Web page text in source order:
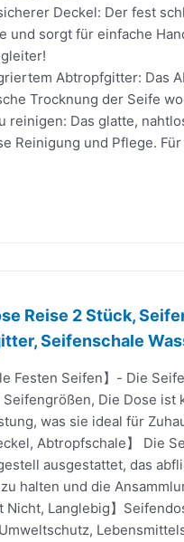
Deckel: Der fest
und sorgt für einfache
Abtropfgitter: Das
Trocknung der Seife
reinigen: Das glatte,
Reinigung und Pflege.
Reise 2 Stück,
Seifenschale
Festen Seifen】- Die
Die Dose ist
was sie ideal für
Abtropfschale】 Die
ausgestattet, das
halten und die
Nicht, Langlebig】